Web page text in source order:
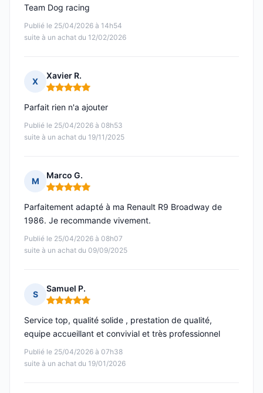
Publié le 25/04/2026 à 14h54
suite à un achat du 12/02/2026
Team Dog racing
X
Xavier R.
Note : 5 sur 5
Publié le 25/04/2026 à 08h53
suite à un achat du 19/11/2025
Parfait rien n'a ajouter
M
Marco G.
Note : 5 sur 5
Publié le 25/04/2026 à 08h07
suite à un achat du 09/09/2025
Parfaitement adapté à ma Renault R9 Broadway de
1986. Je recommande vivement.
S
Samuel P.
Note : 5 sur 5
Publié le 25/04/2026 à 07h38
suite à un achat du 19/01/2026
Service top, qualité solide , prestation de qualité,
equipe accueillant et convivial et très professionnel